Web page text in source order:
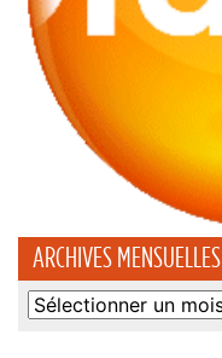
ARCHIVES MENSUELLES
Archives